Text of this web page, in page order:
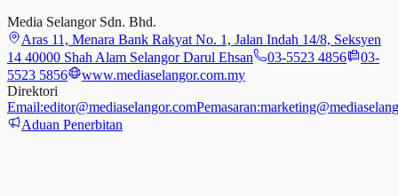
Media Selangor Sdn. Bhd.
Aras 11, Menara Bank Rakyat No. 1, Jalan Indah 14/8, Seksyen
14 40000 Shah Alam Selangor Darul Ehsan
03-5523 4856
03-
5523 5856
www.mediaselangor.com.my
Direktori
Email:editor@mediaselangor.comPemasaran:
Aduan Penerbitan